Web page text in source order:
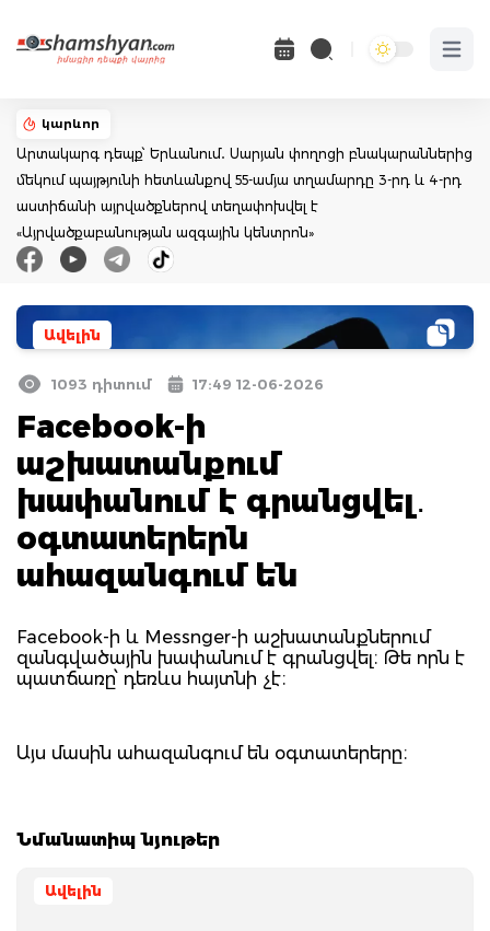
Open
կարևոր
Արտակարգ դեպք՝ Երևանում․ Սարյան փողոցի բնակարաններից
մեկում պայթյունի հետևանքով 55-ամյա տղամարդը 3-րդ և 4-րդ
աստիճանի այրվածքներով տեղափոխվել է
«Այրվածքաբանության ազգային կենտրոն»
Ավելին
1093 դիտում 17:49 12-06-2026
Facebook-ի
աշխատանքում
խափանում է գրանցվել․
օգտատերերն
ահազանգում են
Facebook-ի և Messnger-ի աշխատանքներում
զանգվածային խափանում է գրանցվել։ Թե որն է
պատճառը՝ դեռևս հայտնի չէ։
Այս մասին ահազանգում են օգտատերերը։
Նմանատիպ նյութեր
Ավելին